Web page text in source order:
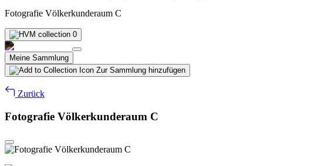
Fotografie Völkerkunderaum C
0
Meine Sammlung
Zur Sammlung hinzufügen
Zurück
Fotografie Völkerkunderaum C